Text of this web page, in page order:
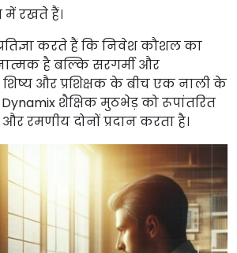
रखते हैं।
करते हैं कि निवेश कौशल का
है बल्कि सरगर्मी और
शिष्य और प्रशिक्षक के बीच एक नाली के
शैक्षिक मुठभेड़ को रूपांतरित
रमणीय दोनों प्रदान करता है।